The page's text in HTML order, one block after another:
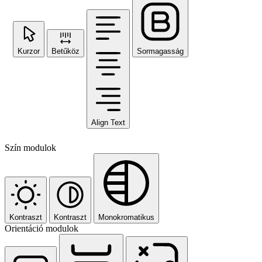
Kurzor Betűköz
Align Text
Sormagasság
Szín modulok
Kontraszt Kontraszt Monokromatikus
Orientáció modulok